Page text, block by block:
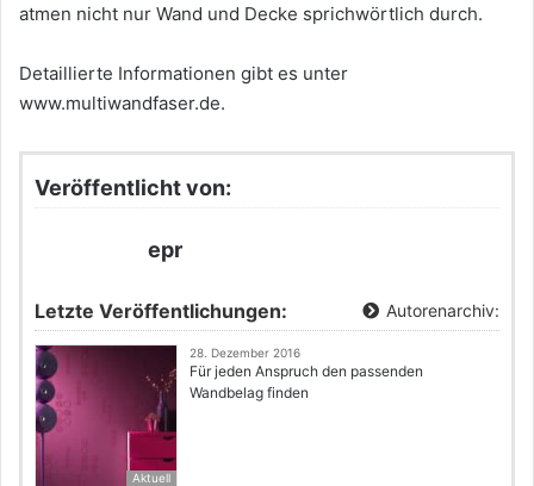
atmen nicht nur Wand und Decke sprichwörtlich durch.
Detaillierte Informationen gibt es unter
www.multiwandfaser.de.
Veröffentlicht von:
epr
Letzte Veröffentlichungen: Autorenarchiv:
Aktuell
28. Dezember 2016
Für jeden Anspruch den passenden
Wandbelag finden